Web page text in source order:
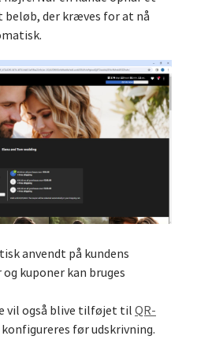
beløb, der kræves for at nå
anvendt på kundens
kuponer kan bruges
vil også blive tilføjet til QR-
konfigureres før udskrivning.